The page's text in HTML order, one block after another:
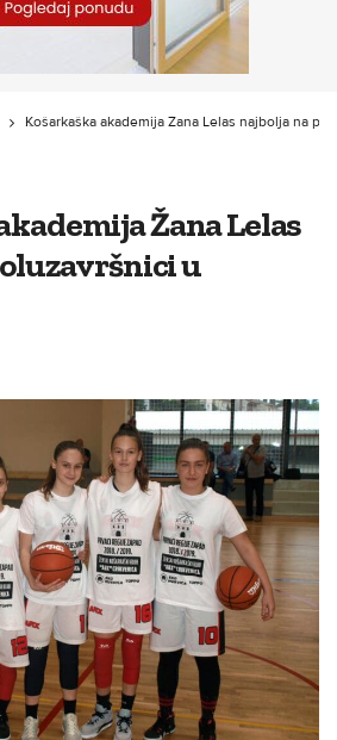
Košarkaška akademija Žana Lelas najbolja na
Žana Lelas
u